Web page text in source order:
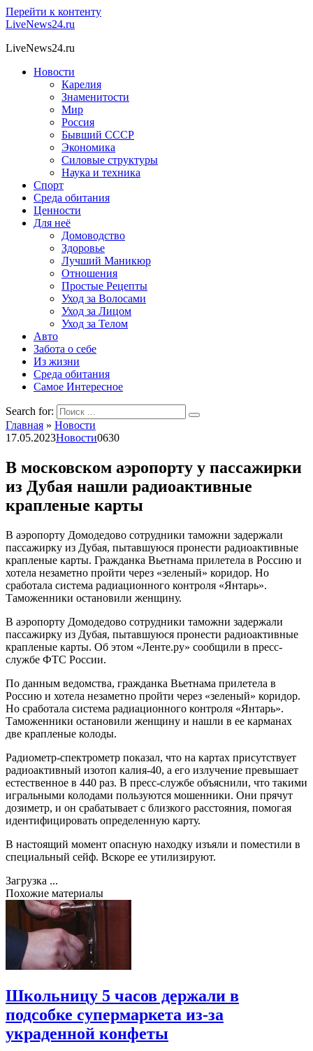
Перейти к контенту
LiveNews24.ru
LiveNews24.ru
Новости
Карелия
Знаменитости
Мир
Россия
Бывший СССР
Экономика
Силовые структуры
Наука и техника
Спорт
Среда обитания
Ценности
Для неё
Домоводство
Здоровье
Лучший Маникюр
Отношения
Простые Рецепты
Уход за Волосами
Уход за Лицом
Уход за Телом
Авто
Забота о себе
Из жизни
Среда обитания
Самое Интересное
Search for:
Главная » Новости
17.05.2023Новости0630
В московском аэропорту у пассажирки
из Дубая нашли радиоактивные
крапленые карты
В аэропорту Домодедово сотрудники таможни задержали
пассажирку из Дубая, пытавшуюся пронести радиоактивные
крапленые карты. Гражданка Вьетнама прилетела в Россию и
хотела незаметно пройти через «зеленый» коридор. Но
сработала система радиационного контроля «Янтарь».
Таможенники остановили женщину.
В аэропорту Домодедово сотрудники таможни задержали
пассажирку из Дубая, пытавшуюся пронести радиоактивные
крапленые карты. Об этом «Ленте.ру» сообщили в пресс-
службе ФТС России.
По данным ведомства, гражданка Вьетнама прилетела в
Россию и хотела незаметно пройти через «зеленый» коридор.
Но сработала система радиационного контроля «Янтарь».
Таможенники остановили женщину и нашли в ее карманах
две крапленые колоды.
Радиометр-спектрометр показал, что на картах присутствует
радиоактивный изотоп калия-40, а его излучение превышает
естественное в 440 раз. В пресс-службе объяснили, что такими
игральными колодами пользуются мошенники. Они прячут
дозиметр, и он срабатывает с близкого расстояния, помогая
идентифицировать определенную карту.
В настоящий момент опасную находку изъяли и поместили в
специальный сейф. Вскоре ее утилизируют.
Загрузка ...
Похожие материалы
Школьницу 5 часов держали в
подсобке супермаркета из-за
украденной конфеты